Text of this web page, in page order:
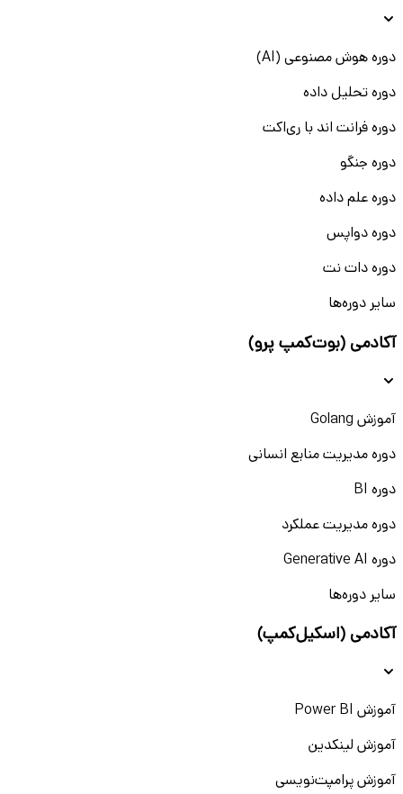
دوره هوش مصنوعی (AI)
دوره تحلیل داده
دوره فرانت اند با ری‌اکت
دوره جنگو
دوره علم داده
دوره دواپس
دوره دات نت
سایر دوره‌ها
آکادمی (بوت‌کمپ پرو)
آموزش Golang
دوره مدیریت منابع انسانی
دوره BI
دوره مدیریت عملکرد
دوره Generative AI
سایر دوره‌ها
آکادمی (اسکیل‌کمپ)
آموزش Power BI
آموزش لینکدین
آموزش پرامپت‌نویسی